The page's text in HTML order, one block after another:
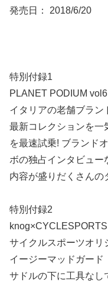
発売日： 2018/6/20
特別付録1
PLANET PODIUM
イタリアの老舗ブラ
最新コレクションを一
を最速試乗! ブランド
ボの独占インタビュー
内容が盛りだくさんの
特別付録2
knog×CYCLESPORTS
サイクルスポーツオリ
イージーマッドガード
サドルの下に工具なし